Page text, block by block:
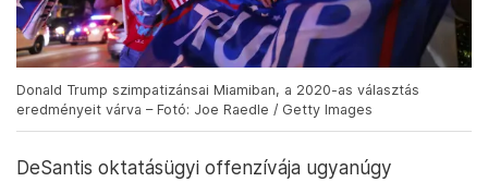
Donald Trump szimpatizánsai Miamiban, a 2020-as választás
eredményeit várva – Fotó: Joe Raedle / Getty Images
DeSantis oktatásügyi offenzívája ugyanúgy